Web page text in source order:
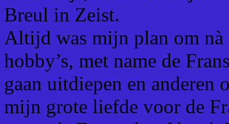
Breul in Zeist.
Altijd was mijn plan om
hobby’s, met name de
gaan uitdiepen en anderen
mijn grote liefde voor de